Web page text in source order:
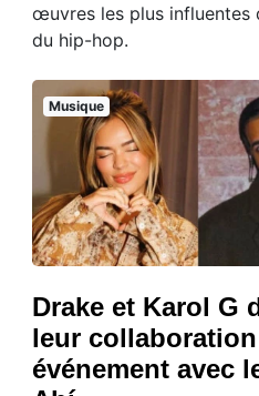
œuvres les plus influentes
du hip-hop.
Musique
Drake et Karol G
leur collaboration
événement avec